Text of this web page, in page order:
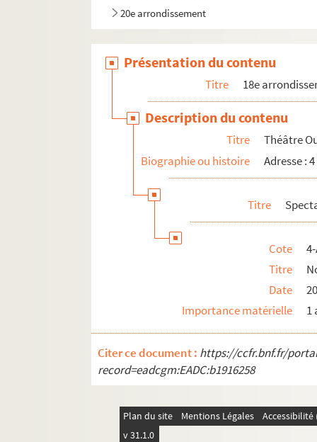
20e arrondissement
Présentation du contenu
Titre 18e
Description du contenu
Titre
Théâtre
Biographie ou histoire
Adresse :
Titre
Cote
Titre
Date
Importance matérielle
1
Citer ce document : https://ccfr.bnf.fr/
record=eadcgm:EADC:b1916258
Plan du site Mentions Légales
v 31.1.0